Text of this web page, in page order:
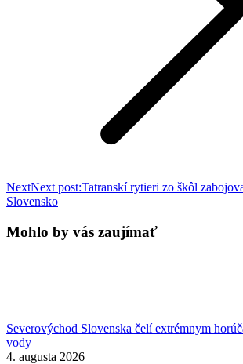
NextNext post:Tatranskí rytieri zo škôl
Slovensko
Mohlo by vás zaujímať
Severovýchod Slovenska čelí extrémnym
vody
4. augusta 2026